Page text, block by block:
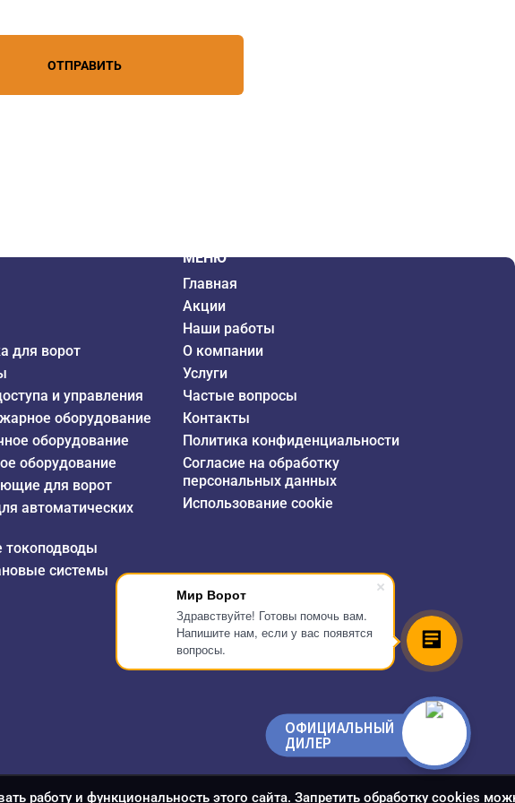
Мир Ворот
Здравствуйте! Готовы помочь вам.
Напишите нам, если у вас появятся
вопросы.
ОТПРАВИТЬ
для ворот
и управления
оборудование
оборудование
оборудование
для ворот
автоматических
токоподводы
системы
МЕНЮ
Главная
Акции
Наши работы
О компании
Услуги
Частые вопросы
Контакты
Политика конфиденциальности
Согласие на обработку
персональных данных
Использование cookie
работу и функциональность этого сайта. Запретить обработку cookies
ОФИЦИАЛЬНЫЙ
ДИЛЕР